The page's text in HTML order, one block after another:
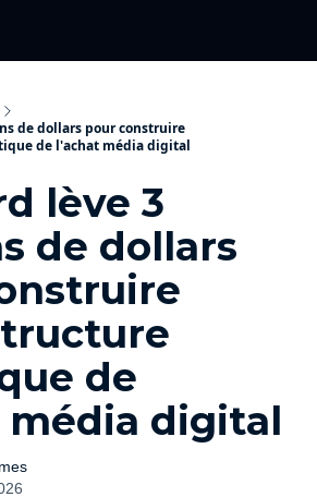
de dollars pour construire
de l'achat média digital
lève 3
de dollars
de
média digital